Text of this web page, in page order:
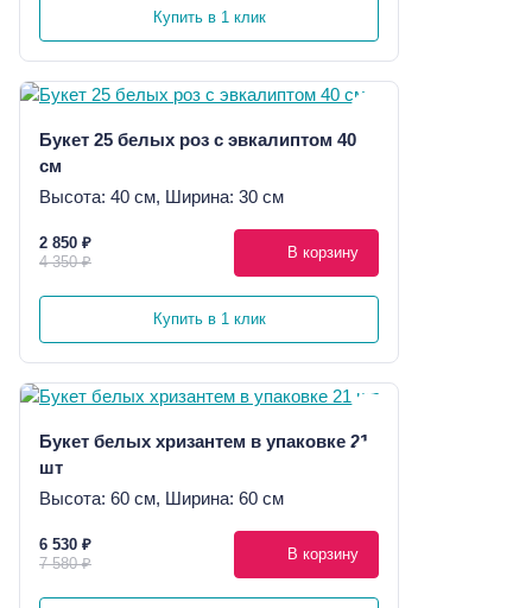
Купить в 1 клик
Букет 25 белых роз с эвкалиптом 40
см
Высота: 40 см, Ширина: 30 см
2 850 ₽
4 350 ₽
В корзину
Купить в 1 клик
Букет белых хризантем в упаковке 21
шт
Высота: 60 см, Ширина: 60 см
6 530 ₽
7 580 ₽
В корзину